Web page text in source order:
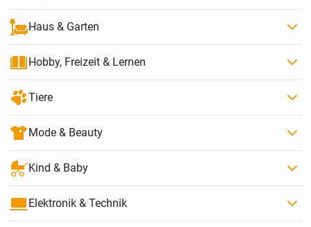
Haus & Garten
Hobby, Freizeit & Lernen
Tiere
Mode & Beauty
Kind & Baby
Elektronik & Technik